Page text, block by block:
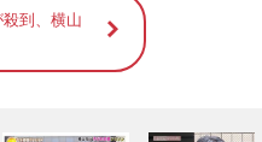
殺到、横山